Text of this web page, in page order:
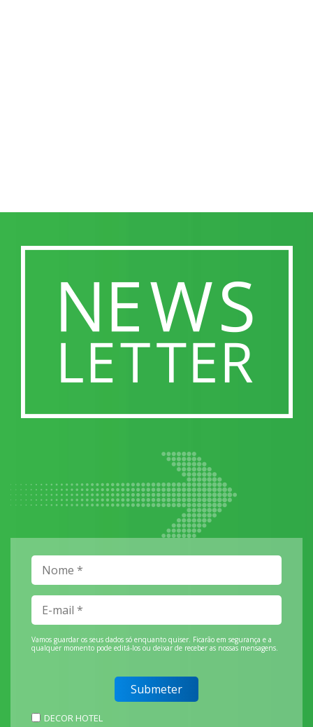
Vamos guardar os seus dados só enquanto quiser. Ficarão em segurança e a
qualquer momento pode editá-los ou deixar de receber as nossas mensagens.
DECOR HOTEL